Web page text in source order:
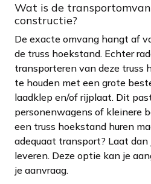
Wat is de
constructie?
De exacte omvang hangt af
de truss hoekstand. Echter
transporteren van deze truss
te houden met een grote
laadklep en/of rijplaat. Dit
personenwagens of kleinere
een truss hoekstand huren
adequaat transport? Laat dan
leveren. Deze optie kan je
je aanvraag.